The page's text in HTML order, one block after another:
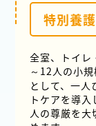
特別養
全室、トイレ
～12人の小
として、一人
トケアを導
人の尊厳を大